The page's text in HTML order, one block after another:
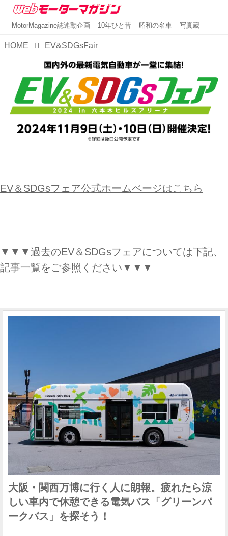
MotorMagazine誌連動企画 10年ひと昔 昭和の名車 写真蔵
HOME EV&SDGsFair
EV＆SDGsフェア公式ホームページはこちら
▼▼▼過去のEV＆SDGsフェアについては下記、
記事一覧をご参照ください▼▼▼
大阪・関西万博に行く人に朗報。疲れたら涼
しい車内で休憩できる電気バス「グリーンパ
ークバス」を探そう！